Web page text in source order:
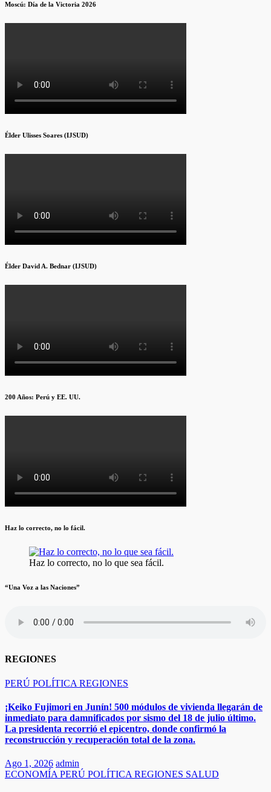
Moscú: Día de la Victoria 2026
Élder Ulisses Soares (IJSUD)
Élder David A. Bednar (IJSUD)
200 Años: Perú y EE. UU.
Haz lo correcto, no lo fácil.
Haz lo correcto, no lo que sea fácil.
“Una Voz a las Naciones”
REGIONES
PERÚ POLÍTICA REGIONES
¡Keiko Fujimori en Junín! 500 módulos de vivienda llegarán de
inmediato para damnificados por sismo del 18 de julio último.
La presidenta recorrió el epicentro, donde confirmó la
reconstrucción y recuperación total de la zona.
Ago 1, 2026 admin
ECONOMÍA PERÚ POLÍTICA REGIONES SALUD